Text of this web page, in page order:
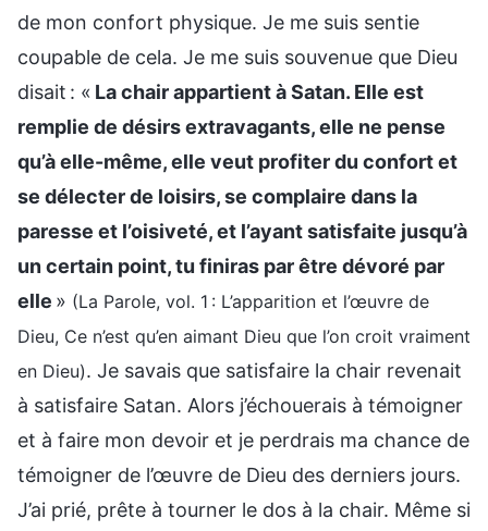
de mon confort physique. Je me suis sentie
coupable de cela. Je me suis souvenue que Dieu
disait : « La chair appartient à Satan. Elle est
remplie de désirs extravagants, elle ne pense
qu’à elle-même, elle veut profiter du confort et
se délecter de loisirs, se complaire dans la
paresse et l’oisiveté, et l’ayant satisfaite jusqu’à
un certain point, tu finiras par être dévoré par
elle » (La Parole, vol. 1 : L’apparition et l’œuvre de
Dieu, Ce n’est qu’en aimant Dieu que l’on croit vraiment
en Dieu). Je savais que satisfaire la chair revenait
à satisfaire Satan. Alors j’échouerais à témoigner
et à faire mon devoir et je perdrais ma chance de
témoigner de l’œuvre de Dieu des derniers jours.
J’ai prié, prête à tourner le dos à la chair. Même si